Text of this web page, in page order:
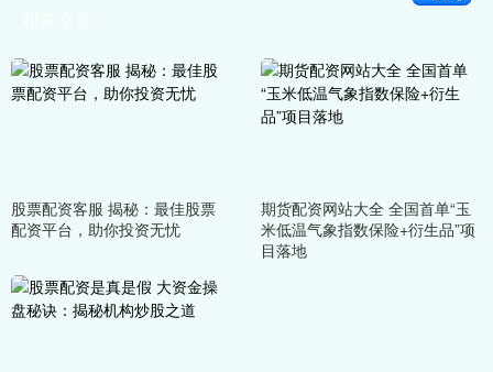
股票配资客服 揭秘：最佳股票
配资平台，助你投资无忧
期货配资网站大全 全国首单“玉
米低温气象指数保险+衍生品”项
目落地